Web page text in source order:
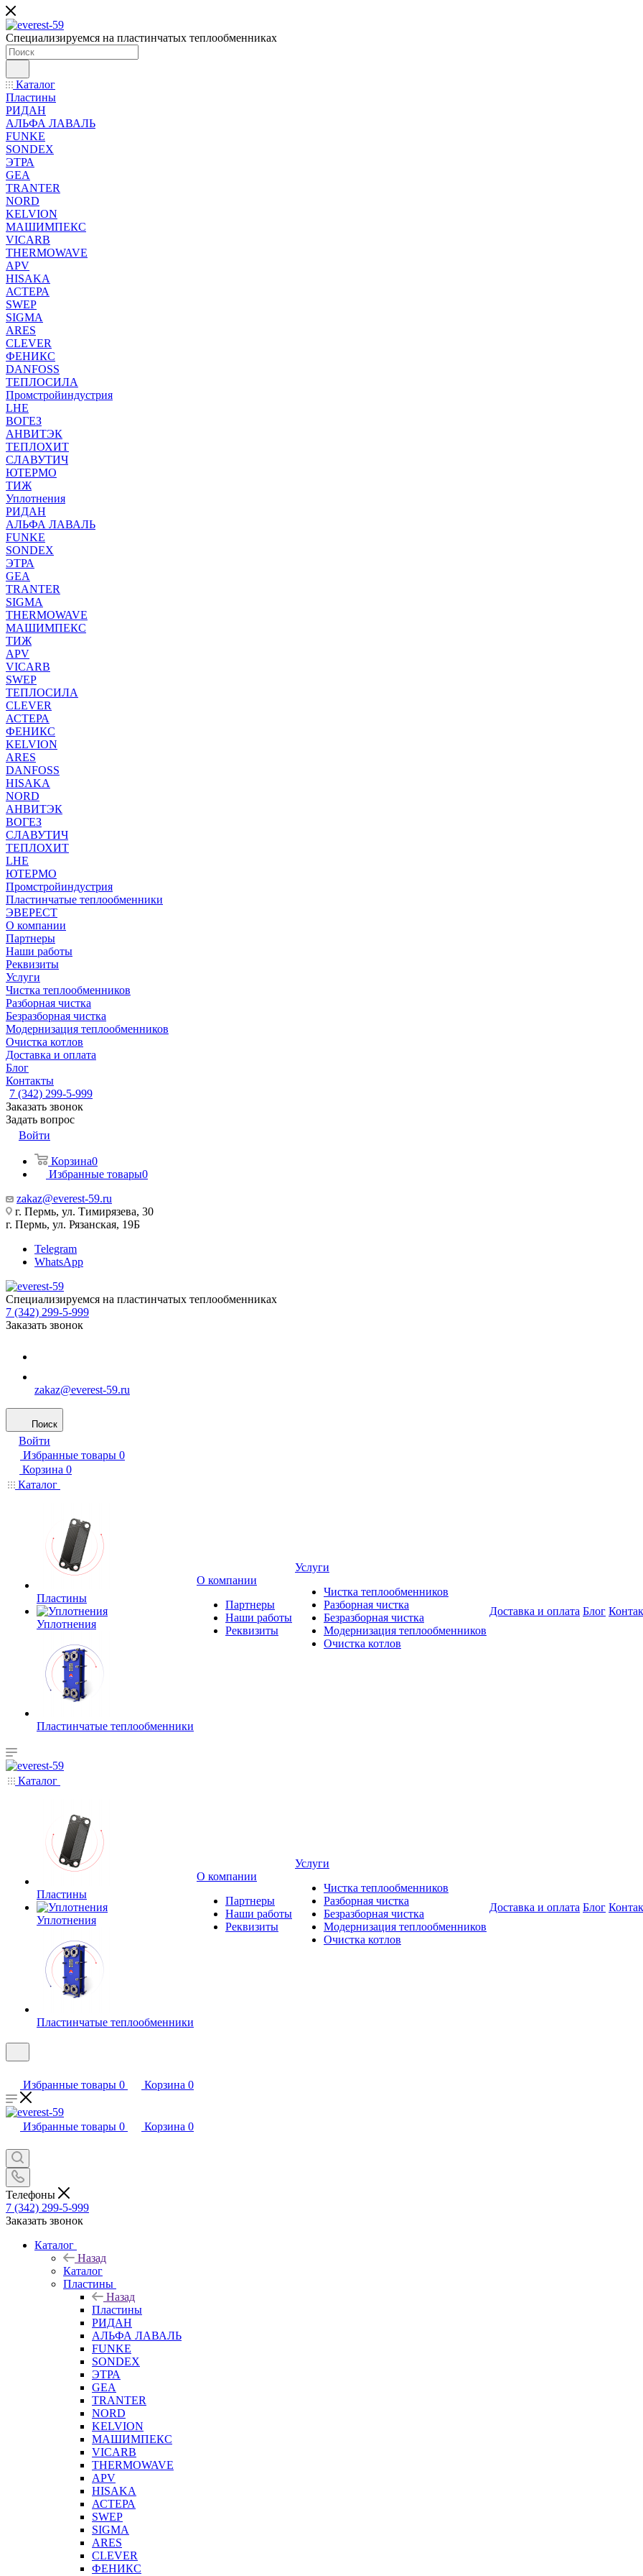
Специализируемся на пластинчатых теплообменниках
Каталог
Пластины
РИДАН
АЛЬФА ЛАВАЛЬ
FUNKE
SONDEX
ЭТРА
GEA
TRANTER
NORD
KELVION
МАШИМПЕКС
VICARB
THERMOWAVE
APV
HISAKA
АСТЕРА
SWEP
SIGMA
ARES
CLEVER
ФЕНИКС
DANFOSS
ТЕПЛОСИЛА
Промстройиндустрия
LHE
ВОГЕЗ
АНВИТЭК
ТЕПЛОХИТ
СЛАВУТИЧ
ЮТЕРМО
ТИЖ
Уплотнения
РИДАН
АЛЬФА ЛАВАЛЬ
FUNKE
SONDEX
ЭТРА
GEA
TRANTER
SIGMA
THERMOWAVE
МАШИМПЕКС
ТИЖ
APV
VICARB
SWEP
ТЕПЛОСИЛА
CLEVER
АСТЕРА
ФЕНИКС
KELVION
ARES
DANFOSS
HISAKA
NORD
АНВИТЭК
ВОГЕЗ
СЛАВУТИЧ
ТЕПЛОХИТ
LHE
ЮТЕРМО
Промстройиндустрия
Пластинчатые теплообменники
ЭВЕРЕСТ
О компании
Партнеры
Наши работы
Реквизиты
Услуги
Чистка теплообменников
Разборная чистка
Безразборная чистка
Модернизация теплообменников
Очистка котлов
Доставка и оплата
Блог
Контакты
7 (342) 299-5-999
Заказать звонок
Задать вопрос
Войти
Корзина0
Избранные товары0
zakaz@everest-59.ru
г. Пермь, ул. Тимирязева, 30
г. Пермь, ул. Рязанская, 19Б
Telegram
WhatsApp
Специализируемся на пластинчатых теплообменниках
7 (342) 299-5-999
Заказать звонок
zakaz@everest-59.ru
Поиск
Войти
Избранные товары 0
Корзина 0
Каталог
Пластины
Уплотнения
Пластинчатые теплообменники
О компании
Партнеры
Наши работы
Реквизиты
Услуги
Чистка теплообменников
Разборная чистка
Безразборная чистка
Модернизация теплообменников
Очистка котлов
Доставка и оплата Блог
Каталог
Пластины
Уплотнения
Пластинчатые теплообменники
О компании
Партнеры
Наши работы
Реквизиты
Услуги
Чистка теплообменников
Разборная чистка
Безразборная чистка
Модернизация теплообменников
Очистка котлов
Доставка и оплата Блог
Избранные товары 0 Корзина 0
Избранные товары 0 Корзина 0
Телефоны
7 (342) 299-5-999
Заказать звонок
Каталог
Назад
Каталог
Пластины
Назад
Пластины
РИДАН
АЛЬФА ЛАВАЛЬ
FUNKE
SONDEX
ЭТРА
GEA
TRANTER
NORD
KELVION
МАШИМПЕКС
VICARB
THERMOWAVE
APV
HISAKA
АСТЕРА
SWEP
SIGMA
ARES
CLEVER
ФЕНИКС